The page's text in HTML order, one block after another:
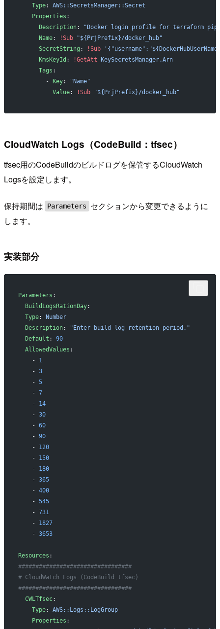
    Type
: AWS::SecretsManager::Secret
    Properties
:
      Description
:
"Docker login profile for terraform
      Name
: !Sub "${PrjPrefix}/docker_hub"
      SecretString
: !Sub
      KmsKeyId
: !GetAtt KeySecretsManager.Arn
      Tags
:
        -
Key:
"Name"
          Value
: !Sub "${PrjPrefix}/docker_hub"
CloudWatch Logs（CodeBuild：tfsec）
tfsec用のCodeBuildのビルドログを保管するCloudWatch
Logsを設定します。
保持期間は Parameters
セクションから変更できるように
します。
実装部分
Parameters :
  BuildLogsRationDay
:
  Type
:
Number
  Description
:
"Enter build log retention period."
  Default
: 90
  AllowedValues
:
    -
1
    -
3
    -
5
    -
7
    -
14
    -
30
    -
60
    -
90
    -
120
    -
150
    -
180
    -
365
    -
400
    -
545
    -
731
    -
1827
    -
3653
Resources :
#################################
# CloudWatch Logs (CodeBuild tfsec)
#################################
  CWLTfsec
:
    Type
: AWS::Logs::LogGroup
    Properties
: